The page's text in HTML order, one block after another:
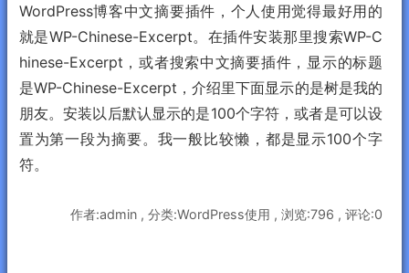
WordPress博客中文摘要插件，个人使用觉得最好用的
就是WP-Chinese-Excerpt。在插件安装那里搜索WP-C
hinese-Excerpt，或者搜索中文摘要插件，显示的标题
是WP-Chinese-Excerpt，介绍里下面显示的是树是我的
朋友。安装以后默认显示的是100个字符，或者是可以设
置为第一段为摘要。我一般比较懒，都是显示100个字
符。
作者:admin , 分类:WordPress使用 , 浏览:796 , 评论:0